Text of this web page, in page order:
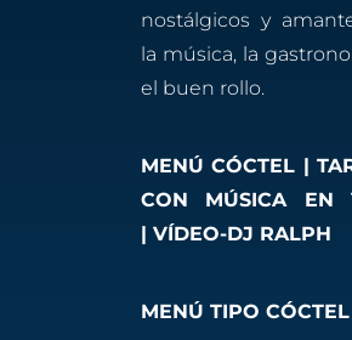
nostálgicos y
la música, la
el buen rollo.
MENÚ CÓCTEL |
CON MÚSICA EN
|VÍDEO-DJ RALPH
MENÚ TIPO CÓCTEL